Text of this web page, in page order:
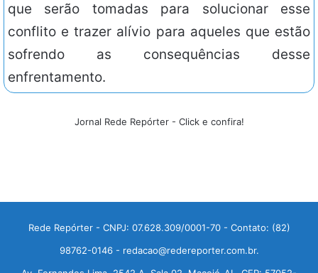
que serão tomadas para solucionar esse
conflito e trazer alívio para aqueles que estão
sofrendo as consequências desse
enfrentamento.
Jornal Rede Repórter - Click e confira!
Rede Repórter - CNPJ: 07.628.309/0001-70 - Contato: (82)
98762-0146 - redacao@redereporter.com.br.